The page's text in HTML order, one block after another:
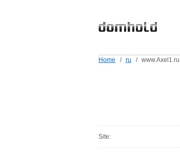
Home / ru / www.Axel1.ru
Site: